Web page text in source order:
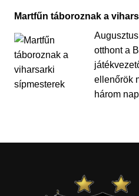
Martfűn táboroznak a
otthont a
ellenőrök
három